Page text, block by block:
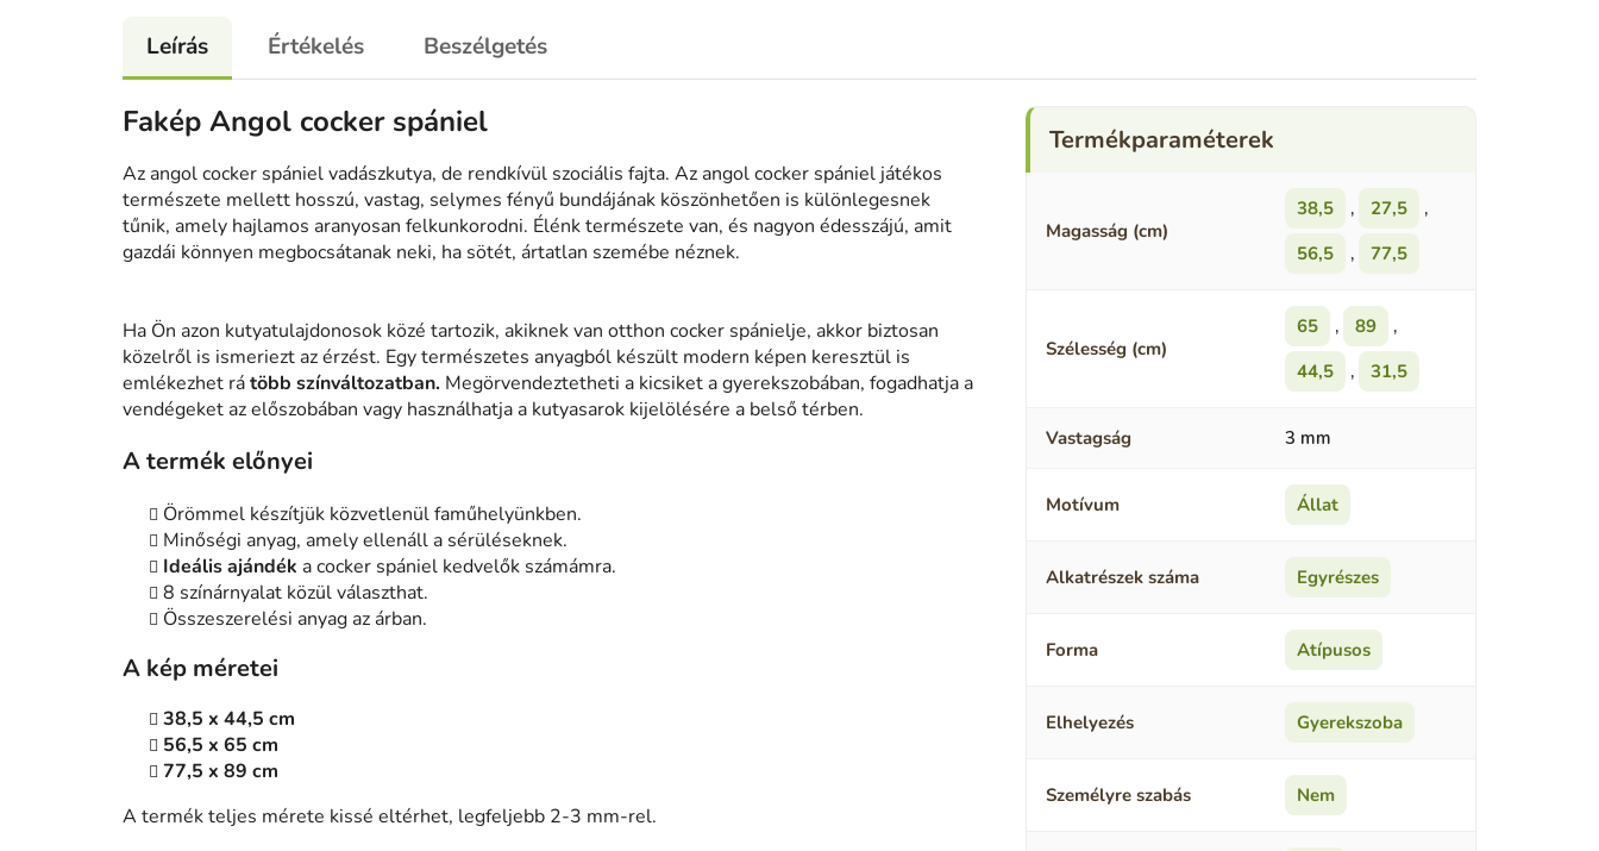
Leírás Értékelés Beszélgetés
Fakép Angol cocker spániel
Az angol cocker spániel vadászkutya, de rendkívül szociális fajta. Az angol cocker spániel játékos
természete mellett hosszú, vastag, selymes fényű bundájának köszönhetően is különlegesnek
tűnik, amely hajlamos aranyosan felkunkorodni. Élénk természete van, és nagyon édesszájú, amit
gazdái könnyen megbocsátanak neki, ha sötét, ártatlan szemébe néznek.
Ha Ön azon kutyatulajdonosok közé tartozik, akiknek van otthon cocker spánielje, akkor biztosan
közelről is ismeriezt az érzést. Egy természetes anyagból készült modern képen keresztül is
emlékezhet rátöbb színváltozatban. Megörvendeztetheti a kicsiket a gyerekszobában, fogadhatja a
vendégeket az előszobában vagy használhatja a kutyasarok kijelölésére a belső térben.
A termék előnyei
Örömmel készítjük közvetlenül faműhelyünkben.
Minőségi anyag, amely ellenáll a sérüléseknek.
Ideális ajándék a cocker spániel kedvelők számámra.
8 színárnyalat közül választhat.
Összeszerelési anyag az árban.
A kép méretei
38,5 x 44,5 cm
56,5 x 65 cm
77,5 x 89 cm
A termék teljes mérete kissé eltérhet, legfeljebb 2-3 mm-rel.
Magasság (cm)
38,5 , 27,5
,
56,5
, 77,5
Szélesség (cm)
65 , 89
,
44,5
, 31,5
Vastagság 3 mm
Motívum Állat
Alkatrészek száma Egyrészes
Forma Atípusos
Elhelyezés Gyerekszoba
Személyre szabás Nem